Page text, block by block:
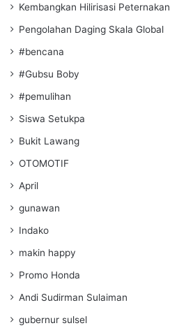
Kembangkan Hilirisasi Peternakan
Pengolahan Daging Skala Global
#bencana
#Gubsu Boby
#pemulihan
Siswa Setukpa
Bukit Lawang
OTOMOTIF
April
gunawan
Indako
makin happy
Promo Honda
Andi Sudirman Sulaiman
gubernur sulsel